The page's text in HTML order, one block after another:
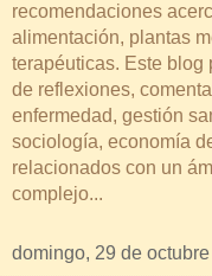
recomendaciones
alimentación, plantas
terapéuticas. Este blog
de reflexiones,
enfermedad, gestión
sociología, economía
relacionados con un
complejo...
domingo, 29 de